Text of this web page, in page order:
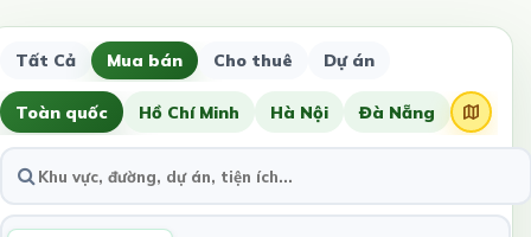
Tất Cả Mua bán Cho thuê Dự án
Toàn quốc Hồ Chí Minh Hà Nội Đà Nẵng